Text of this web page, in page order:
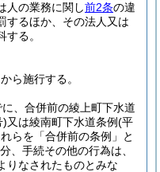
人の業務に関し前2条の違
するほか、その法人又は
る。
ら施行する。
、合併前の綾上町下水道
)又は綾南町下水道条例(平
らを「合併前の条例」と
、手続その他の行為は、
りなされたものとみな